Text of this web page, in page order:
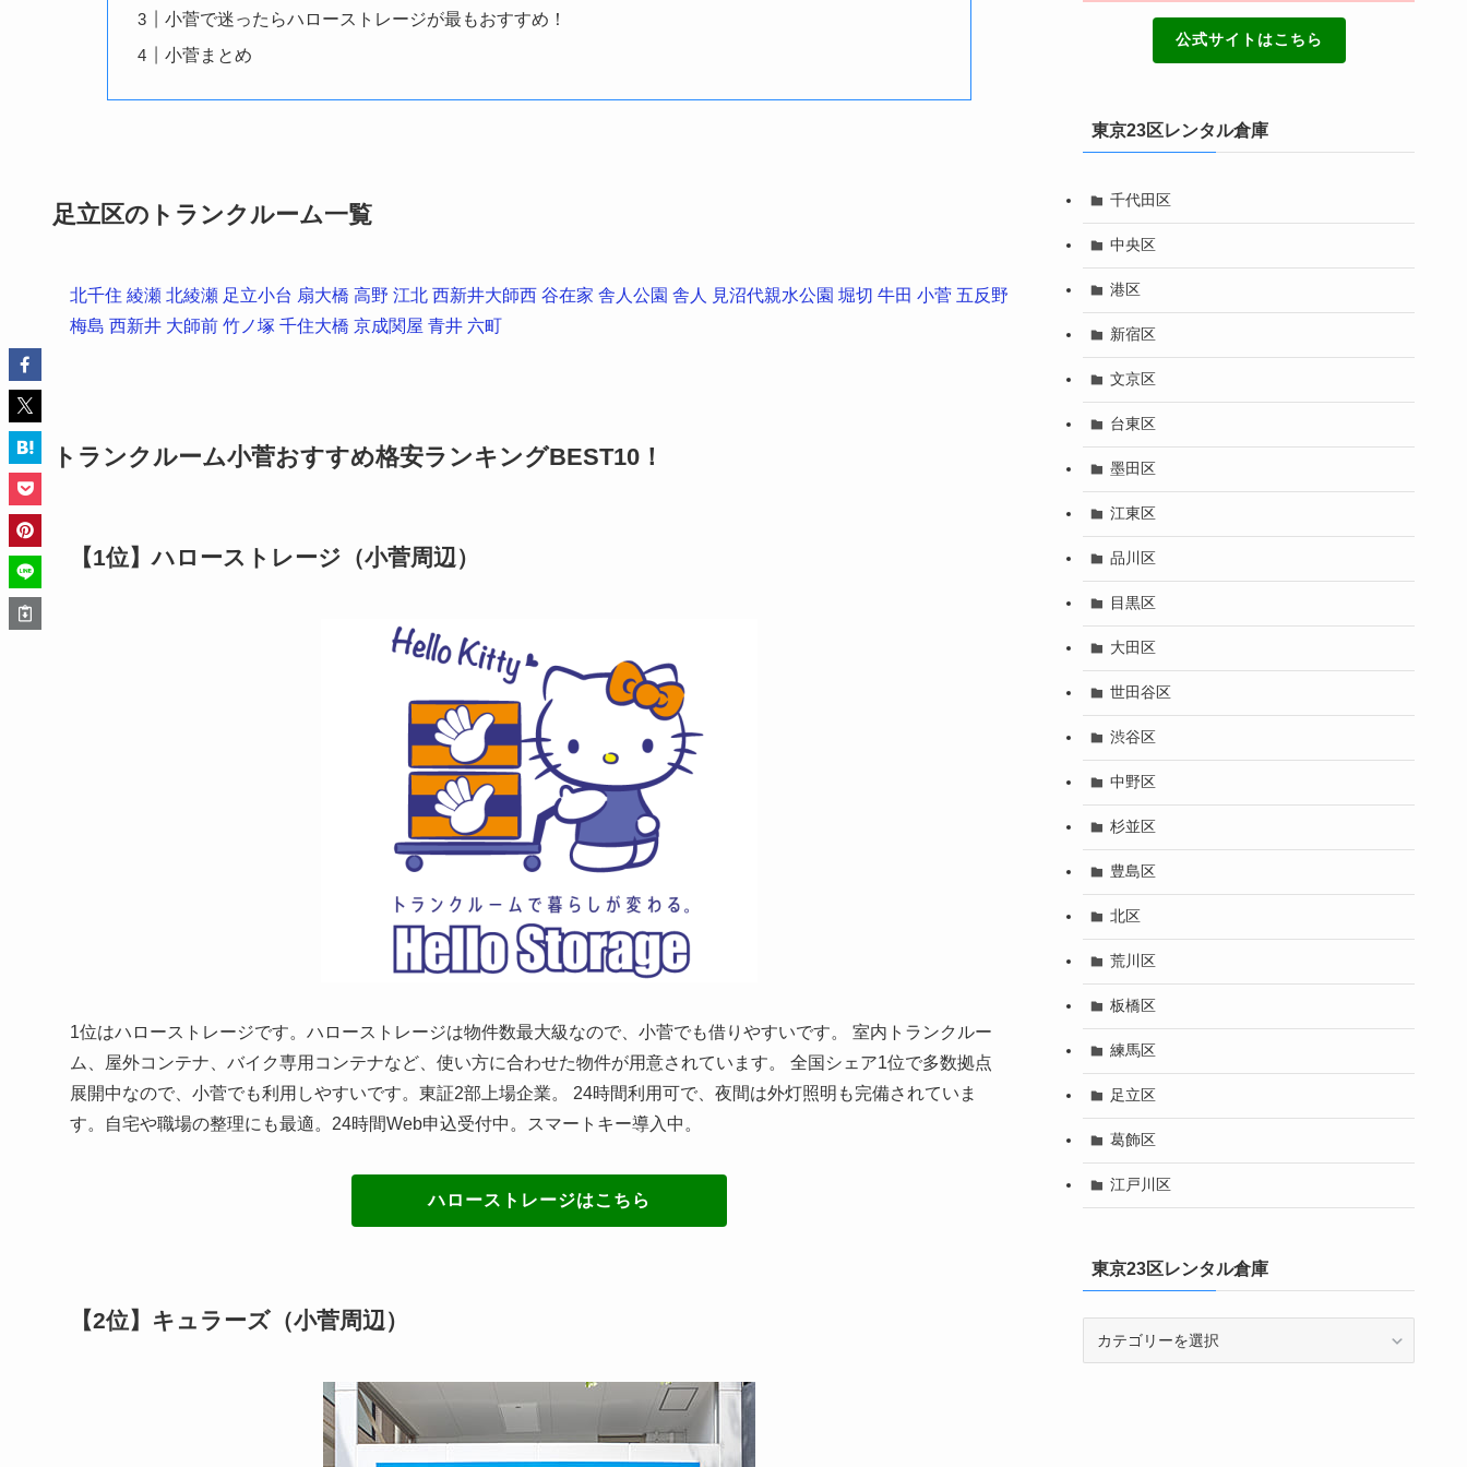
小菅で迷ったらハローストレージが最もおすすめ！
小菅まとめ
足立区のトランクルーム一覧
北千住 綾瀬 北綾瀬 足立小台 扇大橋 高野 江北 西新井大師西 谷在家 舎人公園 舎人 見沼代親水公園 堀切 牛田 小菅 五反野
梅島 西新井 大師前 竹ノ塚 千住大橋 京成関屋 青井 六町
トランクルーム小菅おすすめ格安ランキングBEST10！
【1位】ハローストレージ（小菅周辺）
1位はハローストレージです。ハローストレージは物件数最大級なので、小菅でも借りやすいです。 室内トランクルー
ム、屋外コンテナ、バイク専用コンテナなど、使い方に合わせた物件が用意されています。 全国シェア1位で多数拠点
展開中なので、小菅でも利用しやすいです。東証2部上場企業。 24時間利用可で、夜間は外灯照明も完備されていま
す。自宅や職場の整理にも最適。24時間Web申込受付中。スマートキー導入中。
ハローストレージはこちら
【2位】キュラーズ（小菅周辺）
公式サイトはこちら
東京23区レンタル倉庫
千代田区
中央区
港区
新宿区
文京区
台東区
墨田区
江東区
品川区
目黒区
大田区
世田谷区
渋谷区
中野区
杉並区
豊島区
北区
荒川区
板橋区
練馬区
足立区
葛飾区
江戸川区
東京23区レンタル倉庫